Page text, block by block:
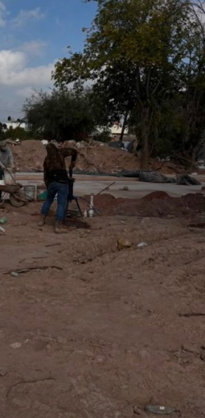
aproximada de 450 mil
del tercer paquete de obras
con el que el organismo
constante de la infraestructura
de la zona metropolitana.
Venustiano Carranza
el Centro Histórico y la zona
beneficia a los usuarios
este corredor, además de
Tequisquiapan.
nuevos desarrollos para
de calidad